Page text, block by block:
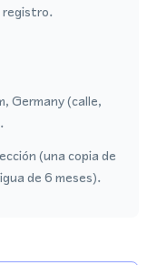
registro.
Germany (calle,
(una copia de
de 6 meses).